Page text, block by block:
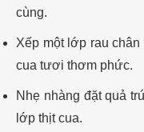
cùng.
Xếp một lớp rau
cua tươi thơm phức.
Nhẹ nhàng đặt quả
lớp thịt cua.